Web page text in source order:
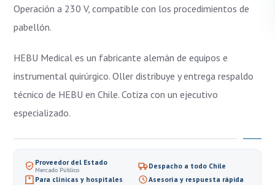
Operación a 230 V, compatible con los procedimientos de
pabellón.
HEBU Medical es un fabricante alemán de equipos e
instrumental quirúrgico. Oller distribuye y entrega respaldo
técnico de HEBU en Chile. Cotiza con un ejecutivo
especializado.
Proveedor del Estado
Mercado Público
Despacho a todo Chile
Para clínicas y hospitales
Asesoría y respuesta rápida